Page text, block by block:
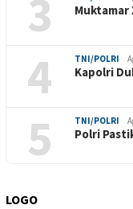
3 Muktamar
4 TNI/POLRI
Kapolri
5 TNI/POLRI
Polri
LOGO